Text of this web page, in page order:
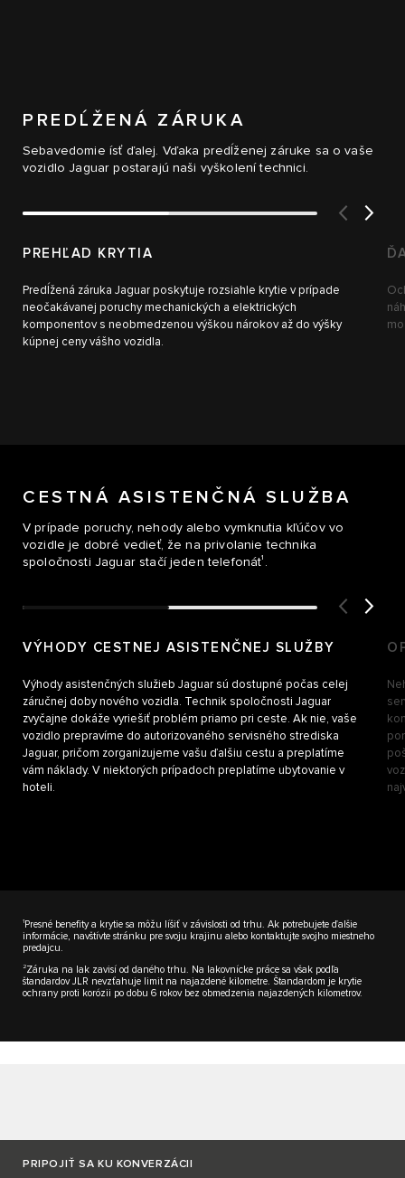
PREDĹŽENÁ ZÁRUKA
Sebavedomie ísť ďalej. Vďaka predĺženej záruke sa o vaše
vozidlo Jaguar postarajú naši vyškolení technici.
PREHĽAD KRYTIA
Predĺžená záruka Jaguar poskytuje rozsiahle krytie v prípade
neočakávanej poruchy mechanických a elektrických
komponentov s neobmedzenou výškou nárokov až do výšky
kúpnej ceny vášho vozidla.
CESTNÁ ASISTENČNÁ SLUŽBA
V prípade poruchy, nehody alebo vymknutia kľúčov vo
vozidle je dobré vedieť, že na privolanie technika
spoločnosti Jaguar stačí jeden telefonát1 .
VÝHODY CESTNEJ ASISTENČNEJ SLUŽBY
Výhody asistenčných služieb Jaguar sú dostupné počas celej
záručnej doby nového vozidla. Technik spoločnosti Jaguar
zvyčajne dokáže vyriešiť problém priamo pri ceste. Ak nie, vaše
vozidlo prepravíme do autorizovaného servisného strediska
Jaguar, pričom zorganizujeme vašu ďalšiu cestu a preplatíme
vám náklady. V niektorých prípadoch preplatíme ubytovanie v
hoteli.
1 Presné benefity a krytie sa môžu líšiť v závislosti od trhu. Ak potrebujete ďalšie
informácie, navštívte stránku pre svoju krajinu alebo kontaktujte svojho miestneho
predajcu.
2Záruka na lak zavisí od daného trhu. Na lakovnícke práce sa však podľa
štandardov JLR nevzťahuje limit na najazdené kilometre. Štandardom je krytie
ochrany proti korózii po dobu 6 rokov bez obmedzenia najazdených kilometrov.
PRIPOJIŤ SA KU KONVERZÁCII